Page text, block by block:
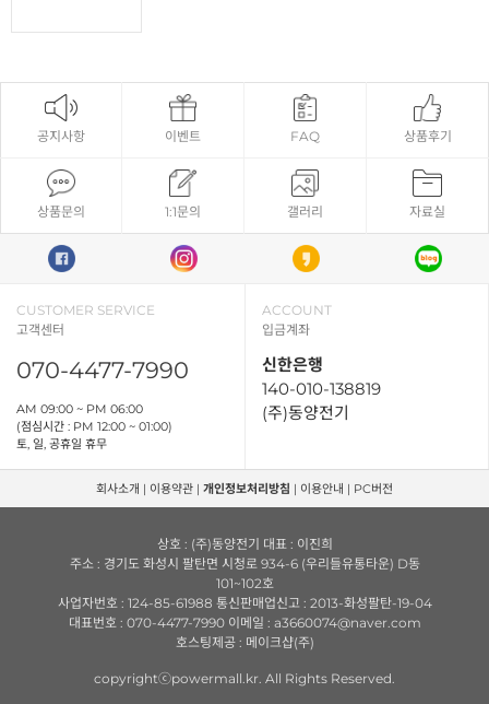
공지사항 이벤트 FAQ 상품후기
상품문의 1:1문의 갤러리 자료실
CUSTOMER SERVICE
고객센터
070-4477-7990
AM 09:00 ~ PM 06:00
(점심시간 : PM 12:00 ~ 01:00)
토, 일, 공휴일 휴무
ACCOUNT
입금계좌
신한은행
140-010-138819
(주)동양전기
회사소개 | 이용약관 | 개인정보처리방침 | 이용안내 | PC버전
상호 : (주)동양전기 대표 : 이진희
주소 : 경기도 화성시 팔탄면 시청로 934-6 (우리들유통타운) D동
101~102호
사업자번호 : 124-85-61988 통신판매업신고 : 2013-화성팔탄-19-04
대표번호 : 070-4477-7990 이메일 : a3660074@naver.com
호스팅제공 : 메이크샵(주)
copyrightⓒpowermall.kr. All Rights Reserved.